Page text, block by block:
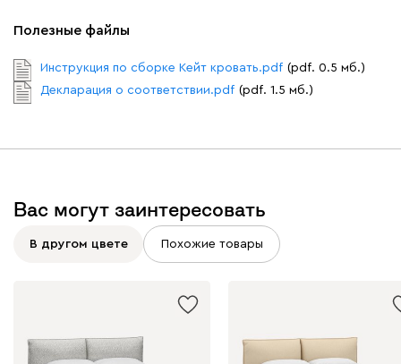
Вайт
Альтеа
Полезные файлы
Инструкция по сборке Кейт кровать.pdf (pdf. 0.5 мб.)
Декларация о соответствии.pdf (pdf. 1.5 мб.)
Вас могут заинтересовать
В другом цвете Похожие товары